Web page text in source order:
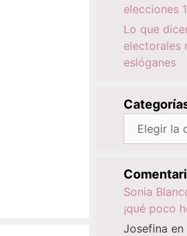
elecciones
Lo que
electorales
eslóganes
Categorías
Sonia
¡qué poco
Josefina en